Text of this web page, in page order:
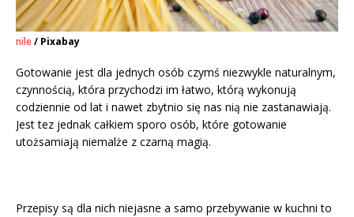
nile/ Pixabay
Gotowanie jest dla jednych osób czymś niezwykle naturalnym,
czynnością, która przychodzi im łatwo, którą wykonują
codziennie od lat i nawet zbytnio się nas nią nie zastanawiają.
Jest tez jednak całkiem sporo osób, które gotowanie
utożsamiają niemalże z czarną magią.
Przepisy są dla nich niejasne a samo przebywanie w kuchni to